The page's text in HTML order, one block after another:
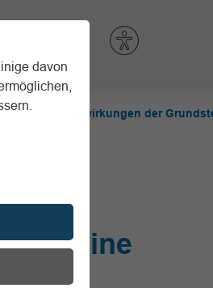
davon
Die Auswirkungen der